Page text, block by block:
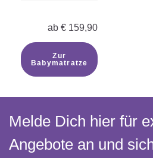
ab € 159,90
Zur
Babymatratze
Melde Dich hier für
Angebote an und